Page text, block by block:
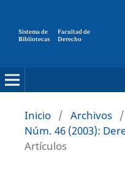
Sistema de
Bibliotecas
Facultad de
Derecho
Inicio / Archivos /
Núm. 46 (2003):
Artículos